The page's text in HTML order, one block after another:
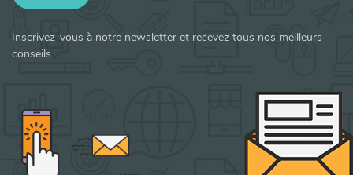
Inscrivez-vous à notre newsletter et recevez tous nos meilleurs
conseils